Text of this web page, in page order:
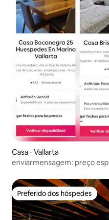
chamados para a vila. Os ônibus ficam a
cerca de 10 minutos de
também pode caminhar
de Puerto Vallarta em 10-15
Lugar perfeito para
reuniões familiares e outras
especiais. Se você precisar de um bolo,
basta perguntar a Vanessa. Durante a
temporada de férias de 22
a 2 de janeiro, há um
estadia de 5 dias
Casa ⋅ Vallarta
enviarmensagem: preço
Preferido dos hóspedes
Preferido dos hóspedes